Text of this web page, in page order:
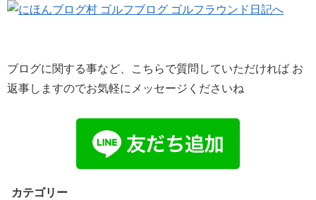
ブログに関する事など、こちらで質問していただければ お
返事しますのでお気軽にメッセージくださいね
カテゴリー